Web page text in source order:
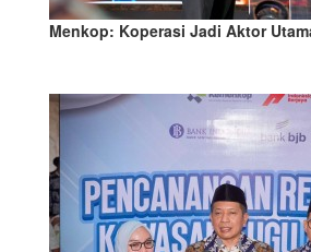
Menkop: Koperasi Jadi Aktor